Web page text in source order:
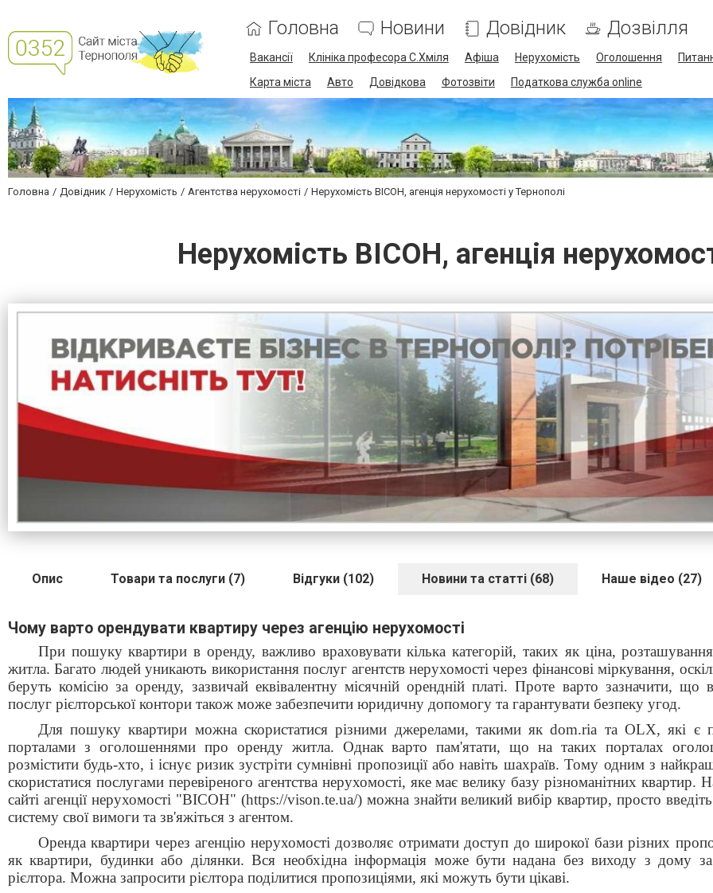
Головна Новини Довідник Дозвілля
Вакансії Клініка професора С.Хміля Афіша Нерухомість Оголошення
Карта міста
Авто Довідкова Фотозвіти Податкова служба online
Головна Довідник Нерухомість Агентства нерухомості Нерухомість ВІСОН, агенція нерухомості у Тернополі
Нерухомість ВІСОН, агенція
Опис Товари та послуги (7) Відгуки (102) Новини та статті (68) Наше відео (27)
Чому варто орендувати квартиру через агенцію нерухомості
При пошуку квартири в оренду, важливо враховувати кілька категорій, таких як ціна,
житла. Багато людей уникають використання послуг агентств нерухомості через фінансові міркування,
беруть комісію за оренду, зазвичай еквівалентну місячній орендній платі. Проте варто зазначити, що
послуг рієлторської контори також може забезпечити юридичну допомогу та гарантувати безпеку угод.
Для пошуку квартири можна скористатися різними джерелами, такими як dom.ria та OLX, які є
порталами з оголошеннями про оренду житла. Однак варто пам'ятати, що на таких порталах
розмістити будь-хто, і існує ризик зустріти сумнівні пропозиції або навіть шахраїв. Тому одним з
скористатися послугами перевіреного агентства нерухомості, яке має велику базу різноманітних квартир.
сайті агенції нерухомості "ВІСОН" (https://vison.te.ua/) можна знайти великий вибір квартир, просто
систему свої вимоги та зв'яжіться з агентом.
Оренда квартири через агенцію нерухомості дозволяє отримати доступ до широкої бази різних
як квартири, будинки або ділянки. Вся необхідна інформація може бути надана без виходу з дому
рієлтора. Можна запросити рієлтора поділитися пропозиціями, які можуть бути цікаві.